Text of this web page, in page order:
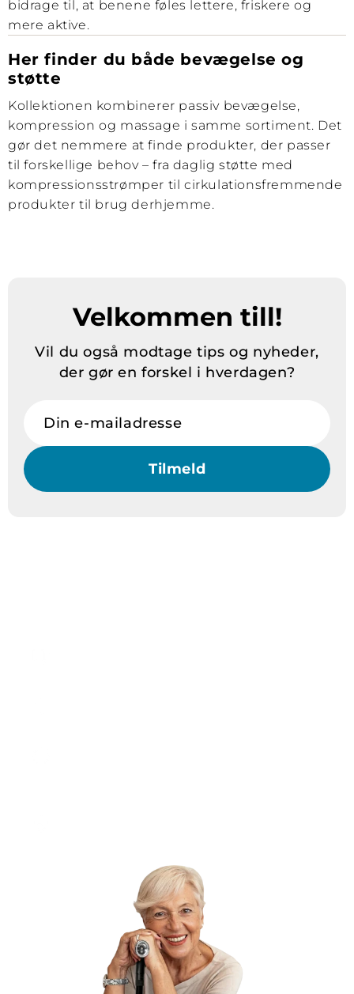
bidrage til, at benene føles lettere, friskere og
mere aktive.
Her finder du både bevægelse og
støtte
Kollektionen kombinerer passiv bevægelse,
kompression og massage i samme sortiment. Det
gør det nemmere at finde produkter, der passer
til forskellige behov – fra daglig støtte med
kompressionsstrømper til cirkulationsfremmende
produkter til brug derhjemme.
Velkommen till!
Vil du også modtage tips og nyheder,
der gør en forskel i hverdagen?
Din e-mailadresse
Tilmeld